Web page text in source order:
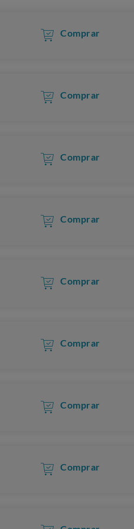
Comprar
Comprar
Comprar
Comprar
Comprar
Comprar
Comprar
Comprar